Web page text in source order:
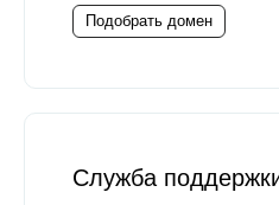
Подобрать домен
Служба